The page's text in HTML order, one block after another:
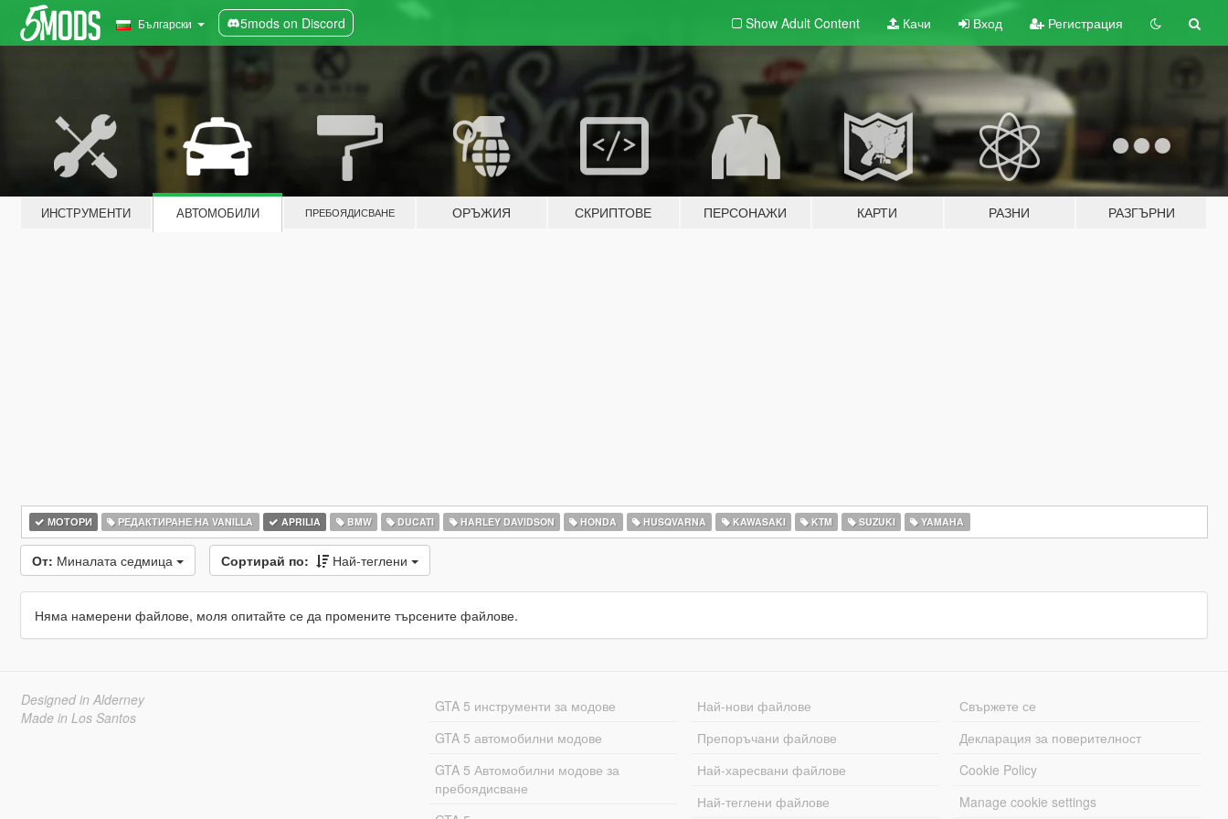
Български 5mods on Discord Show Adult Content Качи Вход Регистрация
ИНСТРУМЕНТИ АВТОМОБИЛИ ПРЕБОЯДИСВАНЕ ОРЪЖИЯ СКРИПТОВЕ ПЕРСОНАЖИ КАРТИ РАЗНИ РАЗГЪРНИ
МОТОРИ РЕДАКТИРАНЕ НА VANILLA APRILIA BMW DUCATI HARLEY DAVIDSON HONDA HUSQVARNA KAWASAKI KTM SUZUKI YAMAHA
От: Миналата седмица Сортирай по: Най-теглени
Няма намерени файлове, моля опитайте се да промените търсените файлове.
Designed in Alderney
Made in Los Santos
GTA 5 инструменти за модове
GTA 5 автомобилни модове
GTA 5 Автомобилни модове за
пребоядисване
Най-нови файлове
Препоръчани файлове
Най-харесвани файлове
Най-теглени файлове
Свържете се
Декларация за поверителност
Cookie Policy
Manage cookie settings